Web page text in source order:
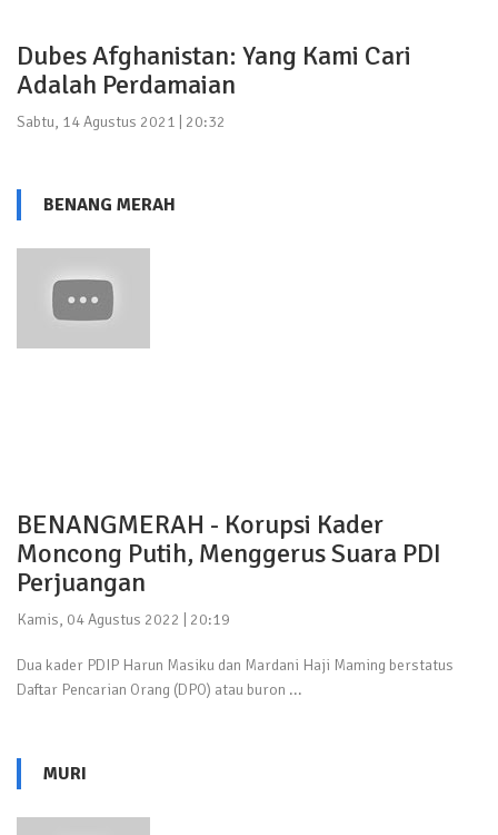
Dubes Afghanistan: Yang Kami Cari
Adalah Perdamaian
Sabtu, 14 Agustus 2021 | 20:32
BENANG MERAH
BENANGMERAH - Korupsi Kader
Moncong Putih, Menggerus Suara PDI
Perjuangan
Kamis, 04 Agustus 2022 | 20:19
Dua kader PDIP Harun Masiku dan Mardani Haji Maming berstatus
Daftar Pencarian Orang (DPO) atau buron ...
MURI